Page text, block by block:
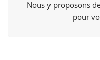
Nous y proposons
pour